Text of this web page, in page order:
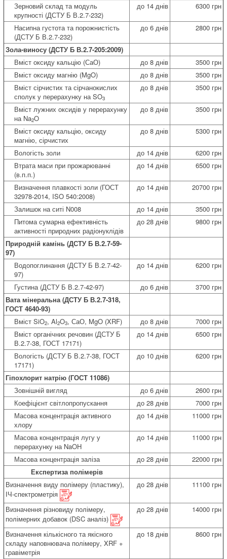
Зерновий склад та модуль
крупності (ДСТУ Б В.2.7-232)
до 14 днів 6300 грн
Насипна густота та порожнистість
(ДСТУ Б В.2.7-232)
до 6 днів 2800 грн
Зола-виносу (ДСТУ Б В.2.7-205:2009)
Вміст оксиду кальцію (СаО)
до 8 днів
3500 грн
Вміст оксиду магнію (MgO)
до 8 днів
3500 грн
Вміст сірчистих та сірчанокислих
сполук у перерахунку на SO3
до 8 днів 3500 грн
Вміст лужних оксидів у перерахунку
на Na2O
до 8 днів 3500 грн
Вміст оксиду кальцію, оксиду
магнію, сірчистих
до 8 днів 5300 грн
Вологість золи до 14 днів
6200 грн
Втрата маси при прожарюванні
(в.п.п.)
до 14 днів 6500 грн
Визначення плавкості золи (ГОСТ
32978-2014, ISO 540:2008)
до 14 днів 20700 грн
Залишок на ситі N008 до 14 днів
3500 грн
Питома сумарна ефективність
активності природних радіонуклідів
до 28 днів 9800 грн
Природній камінь (ДСТУ Б В.2.7-59-
97)
Водопоглинання (ДСТУ Б В.2.7-42-
97)
до 14 днів 6200 грн
Густина (ДСТУ Б В.2.7-42-97) до 6 днів
3700 грн
Вата мінеральна (ДСТУ Б В.2.7-318,
ГОСТ 4640-93)
Вміст SiO2, Al2O3, СаО, MgO (XRF) до 8 днів
7000 грн
Вміст органічних речовин (ДСТУ Б
В.2.7-38, ГОСТ 17171)
до 14 днів 6500 грн
Вологість (ДСТУ Б В.2.7-38, ГОСТ
17171)
до 10 днів 6200 грн
Гіпохлорит натрію (ГОСТ 11086)
Зовнішній вигляд
до 6 днів
2600 грн
Коефіцієнт світлопропускання
до 28 днів
7000 грн
Масова концентрація активного
хлору
до 14 днів 11000 грн
Масова концентрація лугу у
перерахунку на NaOH
до 14 днів 11000 грн
Масова концентрація заліза до 28 днів
22000 грн
Експертиза полімерів
Визначення виду полімеру (пластику),
ІЧ-спектрометрія
до 28 днів 11100 грн
Визначення різновиду полімеру,
полімерних добавок (DSC аналіз)
до 28 днів 14000 грн
Визначення кількісного та якісного
складу наповнювача полімеру, XRF +
гравіметрія
до 18 днів 8600 грн